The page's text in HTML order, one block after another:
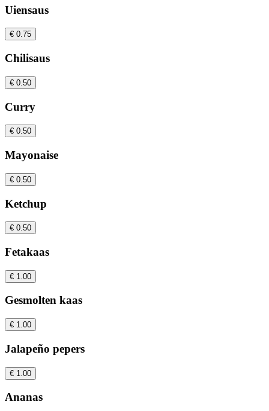
Uiensaus
€ 0.75
Chilisaus
€ 0.50
Curry
€ 0.50
Mayonaise
€ 0.50
Ketchup
€ 0.50
Fetakaas
€ 1.00
Gesmolten kaas
€ 1.00
Jalapeño pepers
€ 1.00
Ananas